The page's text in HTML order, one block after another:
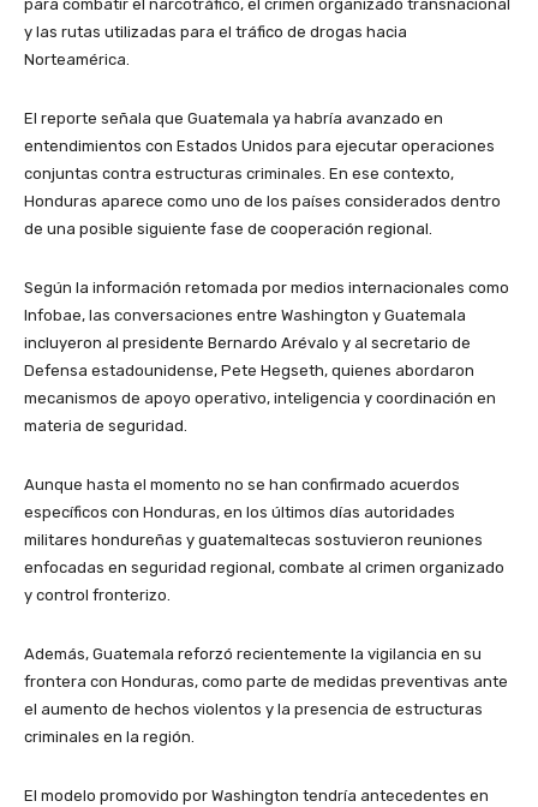
para combatir el narcotráfico, el crimen organizado transnacional
y las rutas utilizadas para el tráfico de drogas hacia
Norteamérica.
El reporte señala que Guatemala ya habría avanzado en
entendimientos con Estados Unidos para ejecutar operaciones
conjuntas contra estructuras criminales. En ese contexto,
Honduras aparece como uno de los países considerados dentro
de una posible siguiente fase de cooperación regional.
Según la información retomada por medios internacionales como
Infobae, las conversaciones entre Washington y Guatemala
incluyeron al presidente Bernardo Arévalo y al secretario de
Defensa estadounidense, Pete Hegseth, quienes abordaron
mecanismos de apoyo operativo, inteligencia y coordinación en
materia de seguridad.
Aunque hasta el momento no se han confirmado acuerdos
específicos con Honduras, en los últimos días autoridades
militares hondureñas y guatemaltecas sostuvieron reuniones
enfocadas en seguridad regional, combate al crimen organizado
y control fronterizo.
Además, Guatemala reforzó recientemente la vigilancia en su
frontera con Honduras, como parte de medidas preventivas ante
el aumento de hechos violentos y la presencia de estructuras
criminales en la región.
El modelo promovido por Washington tendría antecedentes en